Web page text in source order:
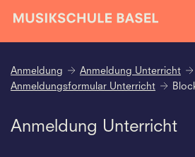
Anmeldung
Anmeldung Unterricht
Anmeldungsformular Unterricht
Anmeldung Unterricht